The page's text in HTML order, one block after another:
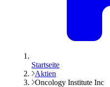
Startseite
Aktien
Oncology Institute Inc